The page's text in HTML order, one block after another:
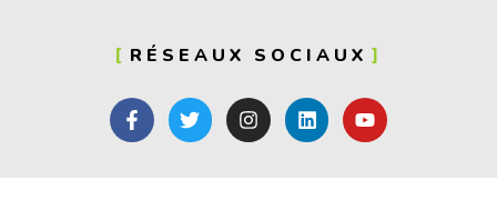
RÉSEAUX SOCIAUX